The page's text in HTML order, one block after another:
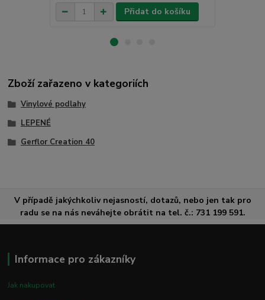
Přidat do košíku
Zboží zařazeno v kategoriích
Vinylové podlahy
LEPENÉ
Gerflor Creation 40
V případě jakýchkoliv nejasností, dotazů, nebo jen tak pro
radu se na nás neváhejte obrátit na tel. č.: 731 199 591.
Informace pro zákazníky
Jak nakupovat